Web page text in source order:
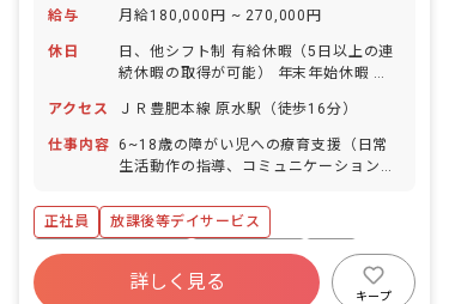
給与 月給180,000円 ~ 270,000円
休日
日、他シフト制 有給休暇（5日以上の連
続休暇の取得が可能） 年末年始休暇 産
アクセス
ＪＲ豊肥本線 原水駅（徒歩16分）
仕事内容 6~18歳の障がい児への療育支援（日常
生活動作の指導、コミュニケーション支
正社員
放課後等デイサービス
ボーナス・賞与あり
社会保険完備
有給
福利厚生充実
退職金制度
残業少なめ
詳しく見る
キープ